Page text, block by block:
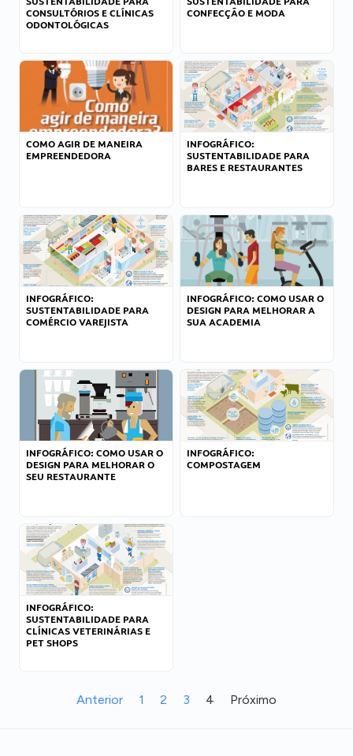
CONSULTÓRIOS E CLÍNICAS
ODONTOLÓGICAS
CONFECÇÃO E MODA
COMO AGIR DE MANEIRA
EMPREENDEDORA
INFOGRÁFICO:
SUSTENTABILIDADE PARA
BARES E RESTAURANTES
INFOGRÁFICO:
SUSTENTABILIDADE PARA
COMÉRCIO VAREJISTA
INFOGRÁFICO: COMO USAR O
DESIGN PARA MELHORAR A
SUA ACADEMIA
INFOGRÁFICO: COMO USAR O
DESIGN PARA MELHORAR O
SEU RESTAURANTE
INFOGRÁFICO:
COMPOSTAGEM
INFOGRÁFICO:
SUSTENTABILIDADE PARA
CLÍNICAS VETERINÁRIAS E
PET SHOPS
Anterior 1 2 3 4 Próximo